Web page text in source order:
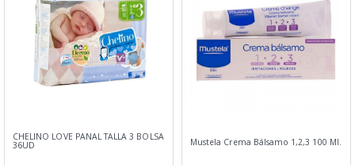
CHELINO LOVE PAÑAL TALLA 3 BOLSA
36UD Mustela Crema Bálsamo 1,2,3 100 Ml.